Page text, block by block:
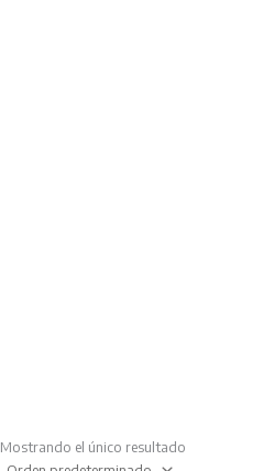
Mostrando el único resultado